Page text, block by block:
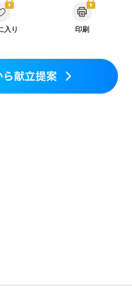
産後（混合栄養）
う症
関節リウマチ
）
貧血対策
入り 印刷